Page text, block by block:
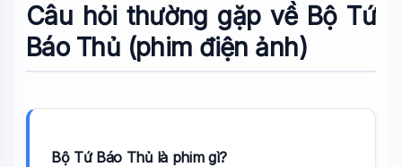
Câu hỏi thường gặp về Bộ Tứ
Báo Thủ (phim điện ảnh)
Bộ Tứ Báo Thủ là phim gì?